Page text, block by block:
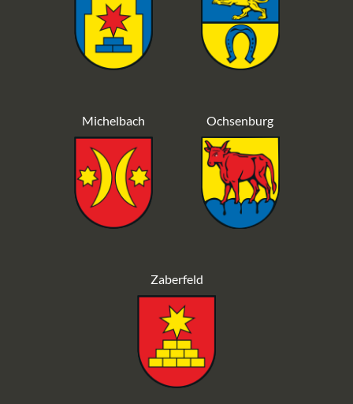
Michelbach Ochsenburg
Zaberfeld